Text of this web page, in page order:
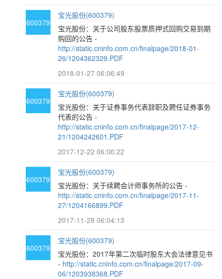
600379
宝光股份(600379)
宝光股份：关于公司股东股票质押式回购交易到期
购回的公告 -
http://static.cninfo.com.cn/finalpage/2018-01-
26/1204362329.PDF
2018-01-27 06:06:49
600379
宝光股份(600379)
宝光股份：关于证券事务代表辞职及聘任证券事务
代表的公告 -
http://static.cninfo.com.cn/finalpage/2017-12-
21/1204242601.PDF
2017-12-22 06:06:22
600379
宝光股份(600379)
宝光股份：关于续聘会计师事务所的公告 -
http://static.cninfo.com.cn/finalpage/2017-11-
27/1204166899.PDF
2017-11-28 06:04:13
600379
宝光股份(600379)
宝光股份：2017年第二次临时股东大会法律意见书
- http://static.cninfo.com.cn/finalpage/2017-09-
06/1203938368.PDF